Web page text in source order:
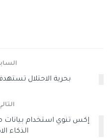
بحرية الاحتلال
إكس تنوي استخدام
الذكاء